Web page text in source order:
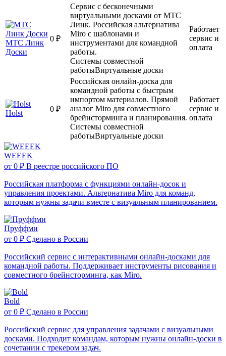
МТС Линк
Доски
0 ₽
Сервис с бесконечными
виртуальными досками от МТС
Линк. Российская альтернатива
Miro с шаблонами и
инструментами для командной
работы.
Системы совместной
работыВиртуальные доски
Работает
сервис и
оплата
Holst 0 ₽
Российская онлайн-доска для
командной работы с быстрым
импортом материалов. Прямой
аналог Miro для совместного
брейнсторминга и планирования.
Системы совместной
работыВиртуальные доски
Работает
сервис и
оплата
WEEEK
от 0 ₽ В реестре российского ПО
Российская платформа с функциями онлайн-досок и
управления проектами. Альтернатива Miro для команд,
которым нужны задачи вместе с визуальным планированием.
Пруффми
от 0 ₽ Сделано в России
Российский сервис с интерактивными онлайн-досками для
командной работы. Поддерживает инструменты рисования и
совместного брейнсторминга, как Miro.
Bold
от 0 ₽ Сделано в России
Российский сервис для управления задачами с визуальными
досками. Подходит командам, которым нужны онлайн-доски в
сочетании с трекером задач.